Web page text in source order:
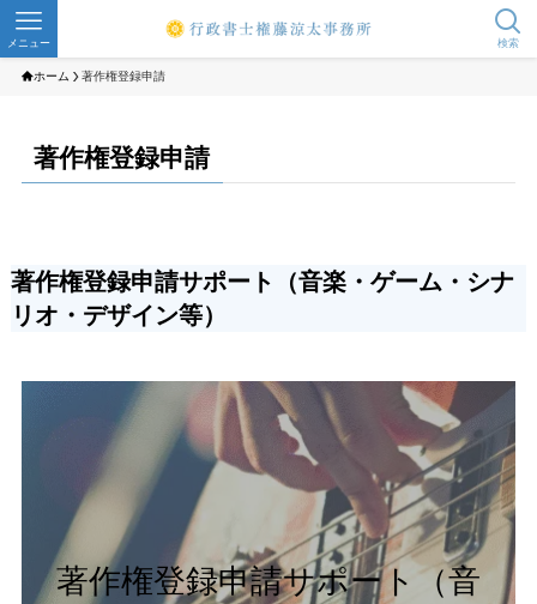
検索
メニュー
ホーム 著作権登録申請
著作権登録申請
著作権登録申請サポート（音楽・ゲーム・シナ
リオ・デザイン等）
著作権登録申請サポート（音